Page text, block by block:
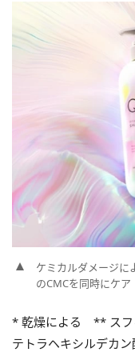
ケミカルダメージに
のCMCを同時にケア
* 乾燥による ** ス
テトラヘキシルデカン